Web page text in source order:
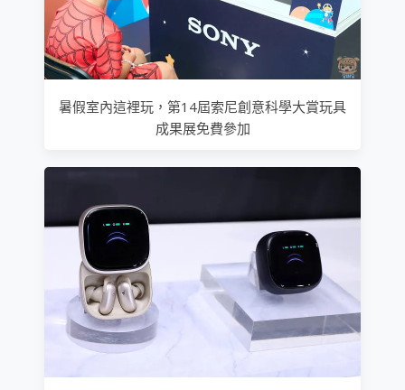
暑假室內這裡玩，第14屆索尼創意科學大賞玩具
成果展免費參加